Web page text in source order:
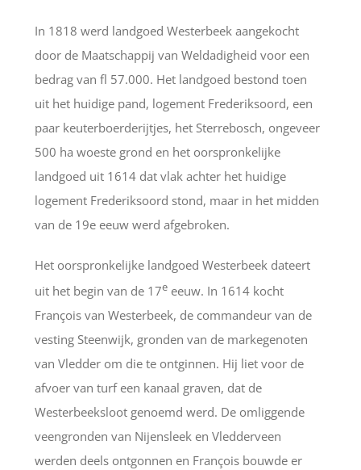
In 1818 werd landgoed Westerbeek aangekocht
door de Maatschappij van Weldadigheid voor een
bedrag van fl 57.000. Het landgoed bestond toen
uit het huidige pand, logement Frederiksoord, een
paar keuterboerderijtjes, het Sterrebosch, ongeveer
500 ha woeste grond en het oorspronkelijke
landgoed uit 1614 dat vlak achter het huidige
logement Frederiksoord stond, maar in het midden
van de 19e eeuw werd afgebroken.
Het oorspronkelijke landgoed Westerbeek dateert
uit het begin van de 17eeeuw. In 1614 kocht
François van Westerbeek, de commandeur van de
vesting Steenwijk, gronden van de markegenoten
van Vledder om die te ontginnen. Hij liet voor de
afvoer van turf een kanaal graven, dat de
Westerbeeksloot genoemd werd. De omliggende
veengronden van Nijensleek en Vledderveen
werden deels ontgonnen en François bouwde er